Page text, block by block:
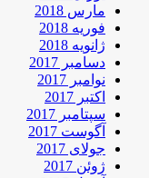
مارس 2018
فوریه 2018
ژانویه 2018
دسامبر 2017
نوامبر 2017
اکتبر 2017
سپتامبر 2017
آگوست 2017
جولای 2017
ژوئن 2017